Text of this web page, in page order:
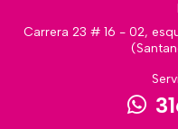
Carrera 23 # 16 - 02,